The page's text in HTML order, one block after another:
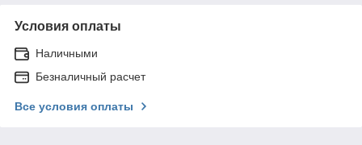
Условия оплаты
Наличными
Безналичный расчет
Все условия оплаты